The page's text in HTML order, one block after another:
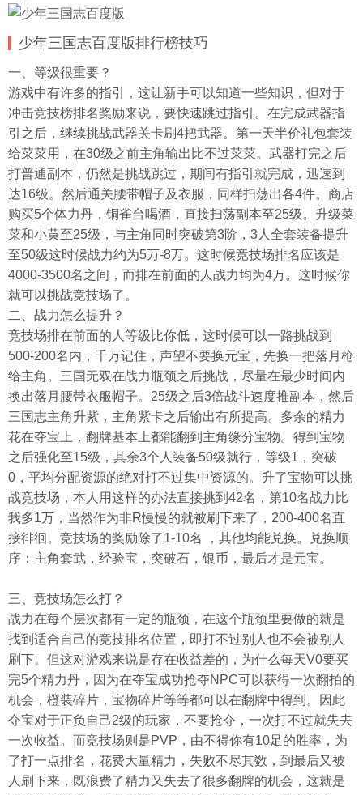
少年三国志百度版排行榜技巧
一、等级很重要？
游戏中有许多的指引，这让新手可以知道一些知识，但对于
冲击竞技榜排名奖励来说，要快速跳过指引。在完成武器指
引之后，继续挑战武器关卡刷4把武器。第一天半价礼包套装
给菜菜用，在30级之前主角输出比不过菜菜。武器打完之后
打普通副本，仍然是挑战跳过，期间有指引就完成，迅速到
达16级。然后通关腰带帽子及衣服，同样扫荡出各4件。商店
购买5个体力丹，铜雀台喝酒，直接扫荡副本至25级。升级菜
菜和小黄至25级，与主角同时突破第3阶，3人全套装备提升
至50级这时候战力约为5万-8万。这时候竞技场排名应该是
4000-3500名之间，而排在前面的人战力均为4万。这时候你
就可以挑战竞技场了。
二、战力怎么提升？
竞技场排在前面的人等级比你低，这时候可以一路挑战到
500-200名内，千万记住，声望不要换元宝，先换一把落月枪
给主角。三国无双在战力瓶颈之后挑战，尽量在最少时间内
换出落月腰带衣服帽子。25级之后3倍战斗速度推副本，然后
三国志主角升紫，主角紫卡之后输出有所提高。多余的精力
花在夺宝上，翻牌基本上都能翻到主角缘分宝物。得到宝物
之后强化至15级，其余3个人装备50级就行，等级1，突破
0，平均分配资源的绝对打不过集中资源的。升了宝物可以挑
战竞技场，本人用这样的办法直接挑到42名，第10名战力比
我多1万，当然作为非R慢慢的就被刷下来了，200-400名直
接徘徊。竞技场的奖励除了1-10名 ，其他均能兑换。兑换顺
序：主角套武，经验宝，突破石，银币，最后才是元宝。
三、竞技场怎么打？
战力在每个层次都有一定的瓶颈，在这个瓶颈里要做的就是
找到适合自己的竞技排名位置，即打不过别人也不会被别人
刷下。但这对游戏来说是存在收益差的，为什么每天V0要买
完5个精力丹，因为在夺宝成功抢夺NPC可以获得一次翻拍的
机会，橙装碎片，宝物碎片等等都可以在翻牌中得到。因此
夺宝对于正负自己2级的玩家，不要抢夺，一次打不过就失去
一次收益。而竞技场则是PVP，由不得你有10足的胜率，为
了打一点排名，花费大量精力，失败不尽其数，到最后又被
人刷下来，既浪费了精力又失去了很多翻牌的机会，这就是